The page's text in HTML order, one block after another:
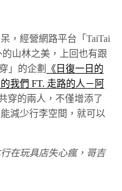
，經營網路平台「TaiTai
山林之美，上回也有跟
」的企劃
《日復一日的
我們 FT. 走路的人－阿
穿的兩人，不僅增添了
減少行李空間，就可以
在玩具店失心瘋，哥吉